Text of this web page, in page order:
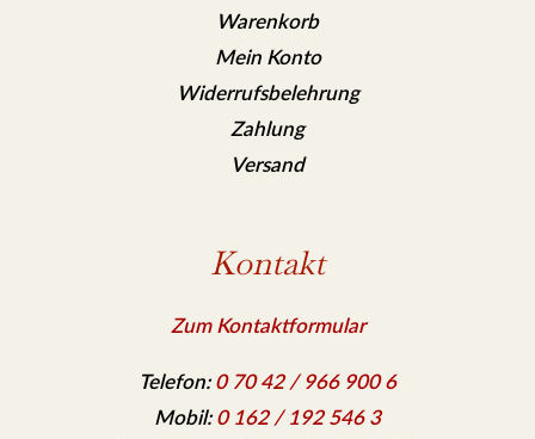
Warenkorb
Mein Konto
Widerrufsbelehrung
Zahlung
Versand
Kontakt
Zum Kontaktformular
Telefon:0 70 42 / 966 900 6
Mobil:0 162 / 192 546 3